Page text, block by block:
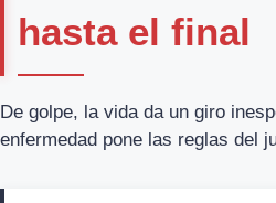
hasta el final
De golpe, la vida da un giro
enfermedad pone las reglas del